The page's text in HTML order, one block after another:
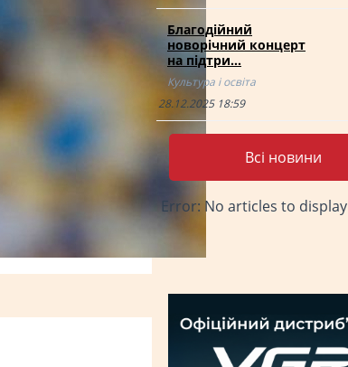
Благодійний
новорічний концерт
на підтри…
Культура і освіта
28.12.2025 18:59
Всі новини
Error: No articles to display